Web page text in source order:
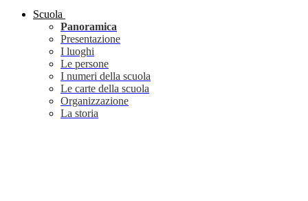
Scuola
Panoramica
Presentazione
I luoghi
Le persone
I numeri della scuola
Le carte della scuola
Organizzazione
La storia